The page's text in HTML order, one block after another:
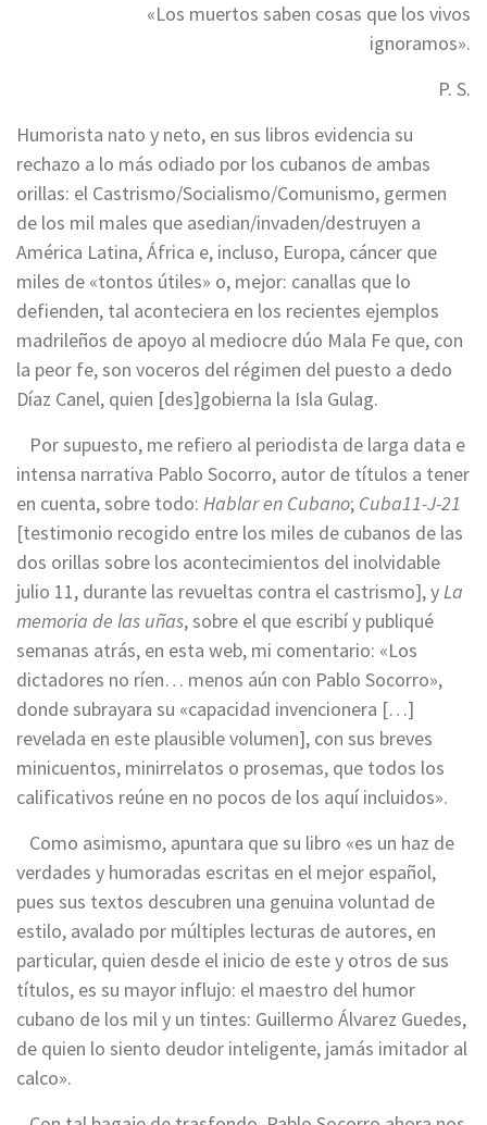
«Los muertos saben cosas que los vivos
ignoramos».
P. S.
Humorista nato y neto, en sus libros evidencia su
rechazo a lo más odiado por los cubanos de ambas
orillas: el Castrismo/Socialismo/Comunismo, germen
de los mil males que asedian/invaden/destruyen a
América Latina, África e, incluso, Europa, cáncer que
miles de «tontos útiles» o, mejor: canallas que lo
defienden, tal aconteciera en los recientes ejemplos
madrileños de apoyo al mediocre dúo Mala Fe que, con
la peor fe, son voceros del régimen del puesto a dedo
Díaz Canel, quien [des]gobierna la Isla Gulag.
Por supuesto, me refiero al periodista de larga data e
intensa narrativa Pablo Socorro, autor de títulos a tener
en cuenta, sobre todo: Hablar en Cubano; Cuba11-J-21
[testimonio recogido entre los miles de cubanos de las
dos orillas sobre los acontecimientos del inolvidable
julio 11, durante las revueltas contra el castrismo], yLa
memoria de las uñas, sobre el que escribí y publiqué
semanas atrás, en esta web, mi comentario: «Los
dictadores no ríen… menos aún con Pablo Socorro»,
donde subrayara su «capacidad invencionera […]
revelada en este plausible volumen], con sus breves
minicuentos, minirrelatos o prosemas, que todos los
calificativos reúne en no pocos de los aquí incluidos».
Como asimismo, apuntara que su libro «es un haz de
verdades y humoradas escritas en el mejor español,
pues sus textos descubren una genuina voluntad de
estilo, avalado por múltiples lecturas de autores, en
particular, quien desde el inicio de este y otros de sus
títulos, es su mayor influjo: el maestro del humor
cubano de los mil y un tintes: Guillermo Álvarez Guedes,
de quien lo siento deudor inteligente, jamás imitador al
calco».